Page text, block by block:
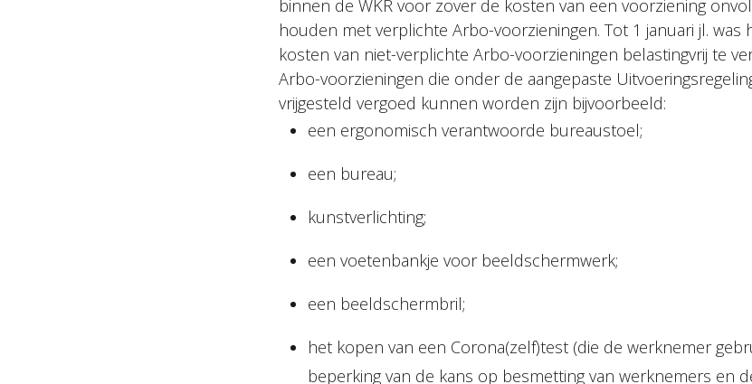
binnen de WKR voor zover de kosten van een voorziening
houden met verplichte Arbo-voorzieningen. Tot 1 januari jl. was
kosten van niet-verplichte Arbo-voorzieningen belastingvrij te
Arbo-voorzieningen die onder de aangepaste
vrijgesteld vergoed kunnen worden zijn bijvoorbeeld:
een ergonomisch verantwoorde bureaustoel;
een bureau;
kunstverlichting;
een voetenbankje voor beeldschermwerk;
een beeldschermbril;
het kopen van een Corona(zelf)test (die de werknemer
beperking van de kans op besmetting van werknemers en